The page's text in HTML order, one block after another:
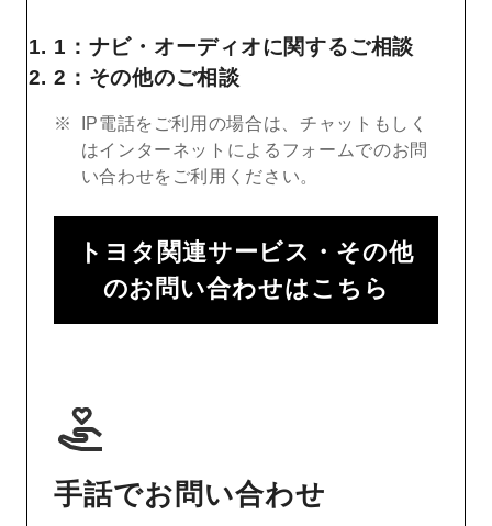
1：ナビ・オーディオに関するご相談
2：その他のご相談
IP電話をご利用の場合は、チャットもしく
はインターネットによるフォームでのお問
い合わせをご利用ください。
トヨタ関連サービス・その他
のお問い合わせはこちら
手話でお問い合わせ